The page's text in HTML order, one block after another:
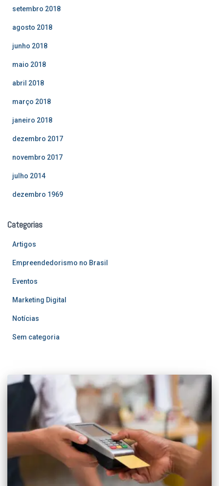
setembro 2018
agosto 2018
junho 2018
maio 2018
abril 2018
março 2018
janeiro 2018
dezembro 2017
novembro 2017
julho 2014
dezembro 1969
Categorias
Artigos
Empreendedorismo no Brasil
Eventos
Marketing Digital
Notícias
Sem categoria